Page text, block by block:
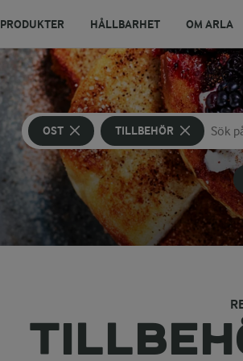
PRODUKTER HÅLLBARHET OM ARLA
OST TILLBEHÖR
Sök
Skriv